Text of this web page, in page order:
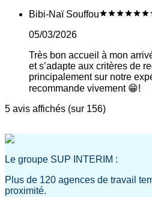
Bibi-Naï Souffou
05/03/2026
Très bon accueil à mon
et s’adapte aux critères de
principalement sur notre
recommande vivement 😁!
5 avis affichés (sur 156)
Le groupe SUP INTERIM :
Plus de 120 agences de travail
proximité.